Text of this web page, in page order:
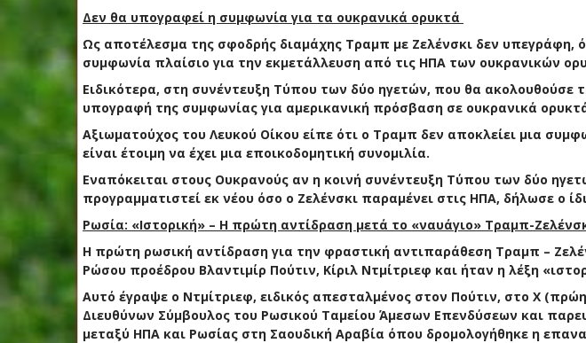
Δεν θα υπογραφεί η συμφωνία για τα ουκρανικά ορυκτά
Ως αποτέλεσμα της σφοδρής διαμάχης Τραμπ με Ζελένσκι δεν υπεγράφη,
συμφωνία πλαίσιο για την εκμετάλλευση από τις ΗΠΑ των ουκρανικών
Ειδικότερα, στη συνέντευξη Τύπου των δύο ηγετών, που θα ακολουθούσε
υπογραφή της συμφωνίας για αμερικανική πρόσβαση σε ουκρανικά
Αξιωματούχος του Λευκού Οίκου είπε ότι ο Τραμπ δεν αποκλείει μια
είναι έτοιμη να έχει μια εποικοδομητική συνομιλία.
Εναπόκειται στους Ουκρανούς αν η κοινή συνέντευξη Τύπου των δύο
προγραμματιστεί εκ νέου όσο ο Ζελένσκι παραμένει στις ΗΠΑ, δήλωσε ο
Ρωσία: «Ιστορική» – Η πρώτη αντίδραση μετά το «ναυάγιο» Τραμπ-
Η πρώτη ρωσική αντίδραση για την φραστική αντιπαράθεση Τραμπ –
Ρώσου προέδρου Βλαντιμίρ Πούτιν, Κίριλ Ντμίτριεφ και ήταν η λέξη
Αυτό έγραψε ο Ντμίτριεφ, ειδικός απεσταλμένος στον Πούτιν, στο X
Διευθύνων Σύμβουλος του Ρωσικού Ταμείου Άμεσων Επενδύσεων και
μεταξύ ΗΠΑ και Ρωσίας στη Σαουδική Αραβία όπου δρομολογήθηκε η